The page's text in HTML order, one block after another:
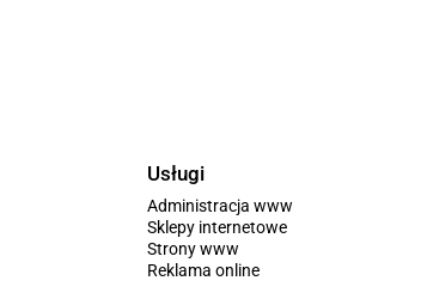
Usługi
Administracja www
Sklepy internetowe
Strony www
Reklama online